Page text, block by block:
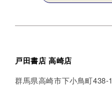
戸田書店 高崎店
群馬県高崎市下小鳥町438-1